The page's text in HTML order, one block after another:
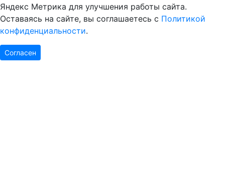
Яндекс Метрика для улучшения работы сайта.
Оставаясь на сайте, вы соглашаетесь с Политикой
конфиденциальности.
Согласен